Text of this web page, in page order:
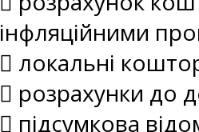
інфляційними
 локальні
 розрахунки до
 підсумкова